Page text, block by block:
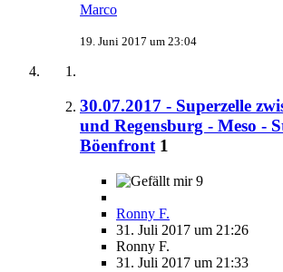
Marco
19. Juni 2017 um 23:04
30.07.2017 - Superzelle
und Regensburg - Meso -
Böenfront 1
9
Ronny F.
31. Juli 2017 um 21:26
Ronny F.
31. Juli 2017 um 21:33